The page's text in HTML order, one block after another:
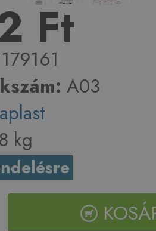
Ft
179161
A03
kg